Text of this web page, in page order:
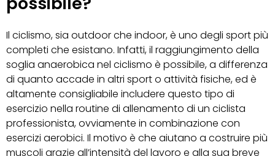
Il ciclismo, sia outdoor che indoor, è uno degli sport più
completi che esistano. Infatti, il raggiungimento della
soglia anaerobica nel ciclismo è possibile, a differenza
di quanto accade in altri sport o attività fisiche, ed è
altamente consigliabile includere questo tipo di
esercizio nella routine di allenamento di un ciclista
professionista, ovviamente in combinazione con
esercizi aerobici. Il motivo è che aiutano a costruire più
muscoli grazie all’intensità del lavoro e alla sua breve